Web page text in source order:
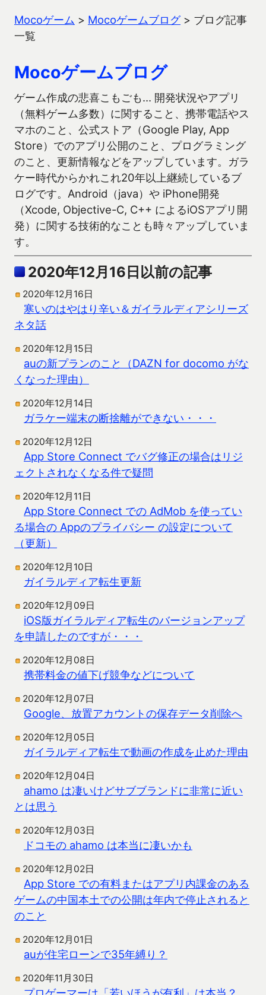
Mocoゲーム > Mocoゲームブログ> ブログ記事
一覧
Mocoゲームブログ
ゲーム作成の悲喜こもごも… 開発状況やアプリ
（無料ゲーム多数）に関すること、携帯電話やス
マホのこと、公式ストア（Google Play, App
Store）でのアプリ公開のこと、プログラミング
のこと、更新情報などをアップしています。ガラ
ケー時代からかれこれ20年以上継続しているブ
ログです。Android（java）や iPhone開発
（Xcode, Objective-C, C++ によるiOSアプリ開
発）に関する技術的なことも時々アップしていま
す。
2020年12月16日以前の記事
2020年12月16日
寒いのはやはり辛い＆ガイラルディアシリーズ
ネタ話
2020年12月15日
auの新プランのこと（DAZN for docomo がな
くなった理由）
2020年12月14日
ガラケー端末の断捨離ができない・・・
2020年12月12日
App Store Connect でバグ修正の場合はリジ
ェクトされなくなる件で疑問
2020年12月11日
App Store Connect での AdMob を使ってい
る場合の Appのプライバシー の設定について
（更新）
2020年12月10日
ガイラルディア転生更新
2020年12月09日
iOS版ガイラルディア転生のバージョンアップ
を申請したのですが・・・
2020年12月08日
携帯料金の値下げ競争などについて
2020年12月07日
Google、放置アカウントの保存データ削除へ
2020年12月05日
ガイラルディア転生で動画の作成を止めた理由
2020年12月04日
ahamo は凄いけどサブブランドに非常に近い
とは思う
2020年12月03日
ドコモの ahamo は本当に凄いかも
2020年12月02日
App Store での有料またはアプリ内課金のある
ゲームの中国本土での公開は年内で停止されると
のこと
2020年12月01日
auが住宅ローンで35年縛り？
2020年11月30日